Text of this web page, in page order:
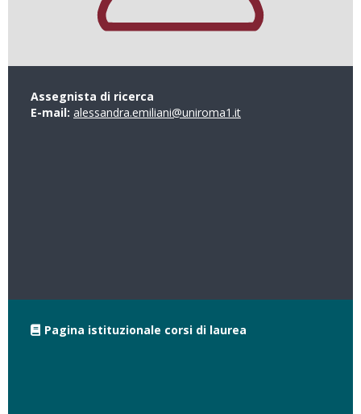
Assegnista di ricerca
E-mail: alessandra.emiliani@uniroma1.it
Pagina istituzionale corsi di laurea